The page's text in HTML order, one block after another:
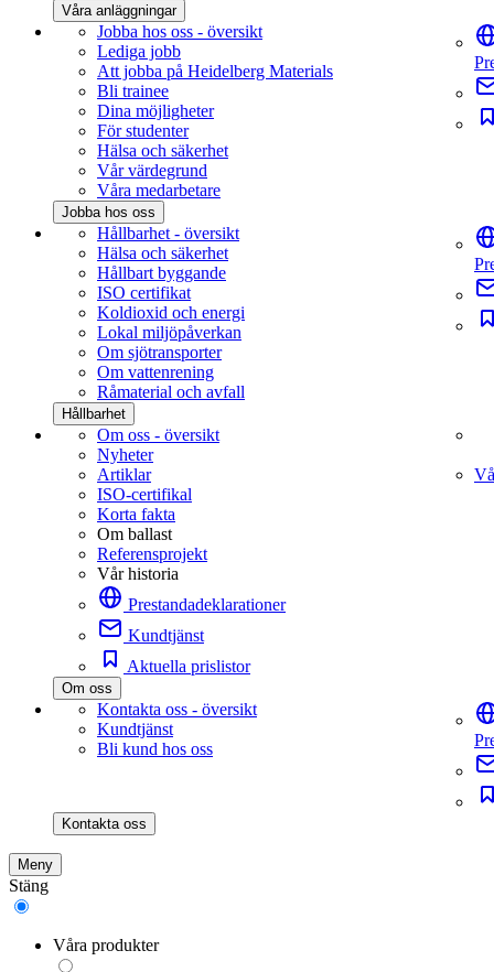
Våra anläggningar
Jobba hos oss - översikt
Lediga jobb
Att jobba på Heidelberg Materials
Bli trainee
Dina möjligheter
För studenter
Hälsa och säkerhet
Vår värdegrund
Våra medarbetare
Jobba hos oss
Hållbarhet - översikt
Hälsa och säkerhet
Hållbart byggande
ISO certifikat
Koldioxid och energi
Lokal miljöpåverkan
Om sjötransporter
Om vattenrening
Råmaterial och avfall
Hållbarhet
Om oss - översikt
Nyheter
Artiklar
ISO-certifikal
Korta fakta
Om ballast
Referensprojekt
Vår historia
Prestandadeklarationer
Kundtjänst
Aktuella prislistor
Om oss
Kontakta oss - översikt
Kundtjänst
Bli kund hos oss
Kontakta oss
Meny
Stäng
Våra produkter